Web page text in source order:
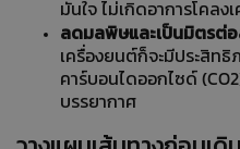
มั่นใจ ไม่เกิดอาการโคลง
ลดมลพิษและเป็นมิตรต่
เครื่องยนต์ก็จะมีประสิท
คาร์บอนไดออกไซด์
บรรยากาศ